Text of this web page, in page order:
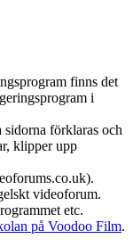
finns det
i
sidorna förklaras och
klipper upp
videoforum.
etc.
på Voodoo Film.